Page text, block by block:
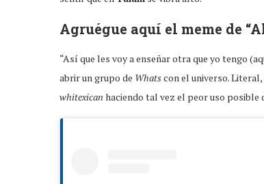
Agruégue aquí el meme de
“Así que les voy a enseñar otra que yo tengo
abrir un grupo de Whatscon el universo.
whitexican haciendo tal vez el peor uso posible